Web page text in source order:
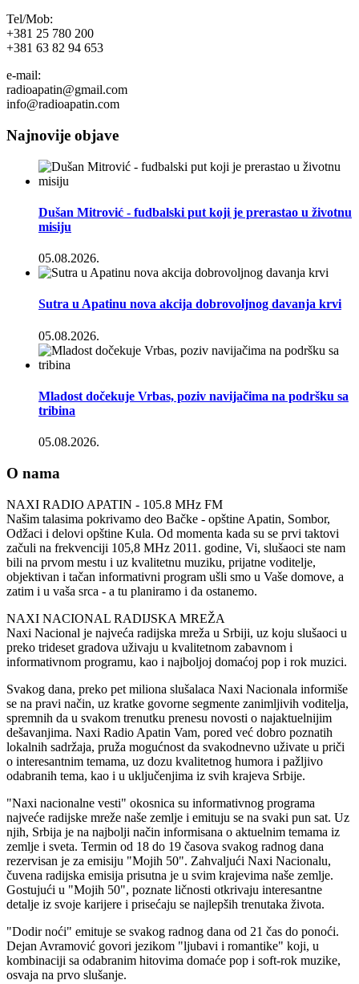
Tel/Mob:
+381 25 780 200
+381 63 82 94 653
e-mail:
radioapatin@gmail.com
info@radioapatin.com
Najnovije objave
Dušan Mitrović - fudbalski put koji je prerastao u životnu
misiju
05.08.2026.
Sutra u Apatinu nova akcija dobrovoljnog davanja krvi
05.08.2026.
Mladost dočekuje Vrbas, poziv navijačima na podršku sa
tribina
05.08.2026.
O nama
NAXI RADIO APATIN - 105.8 MHz FM
Našim talasima pokrivamo deo Bačke - opštine Apatin, Sombor,
Odžaci i delovi opštine Kula. Od momenta kada su se prvi taktovi
začuli na frekvenciji 105,8 MHz 2011. godine, Vi, slušaoci ste nam
bili na prvom mestu i uz kvalitetnu muziku, prijatne voditelje,
objektivan i tačan informativni program ušli smo u Vaše domove, a
zatim i u vaša srca - a tu planiramo i da ostanemo.
NAXI NACIONAL RADIJSKA MREŽA
Naxi Nacional je najveća radijska mreža u Srbiji, uz koju slušaoci u
preko trideset gradova uživaju u kvalitetnom zabavnom i
informativnom programu, kao i najboljoj domaćoj pop i rok muzici.
Svakog dana, preko pet miliona slušalaca Naxi Nacionala informiše
se na pravi način, uz kratke govorne segmente zanimljivih voditelja,
spremnih da u svakom trenutku prenesu novosti o najaktuelnijim
dešavanjima. Naxi Radio Apatin Vam, pored već dobro poznatih
lokalnih sadržaja, pruža mogućnost da svakodnevno uživate u priči
o interesantnim temama, uz dozu kvalitetnog humora i pažljivo
odabranih tema, kao i u uključenjima iz svih krajeva Srbije.
"Naxi nacionalne vesti" okosnica su informativnog programa
najveće radijske mreže naše zemlje i emituju se na svaki pun sat. Uz
njih, Srbija je na najbolji način informisana o aktuelnim temama iz
zemlje i sveta. Termin od 18 do 19 časova svakog radnog dana
rezervisan je za emisiju "Mojih 50". Zahvaljući Naxi Nacionalu,
čuvena radijska emisija prisutna je u svim krajevima naše zemlje.
Gostujući u "Mojih 50", poznate ličnosti otkrivaju interesantne
detalje iz svoje karijere i prisećaju se najlepših trenutaka života.
"Dodir noći" emituje se svakog radnog dana od 21 čas do ponoći.
Dejan Avramović govori jezikom "ljubavi i romantike" koji, u
kombinaciji sa odabranim hitovima domaće pop i soft-rok muzike,
osvaja na prvo slušanje.